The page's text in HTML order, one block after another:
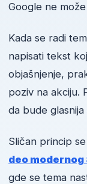
Google ne
Kada se radi
napisati tekst
objašnjenje,
poziv na akciju.
da bude
Sličan princip
deo modernog
gde se tema